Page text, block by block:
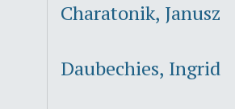
Charatonik, Janusz
Daubechies, Ingrid